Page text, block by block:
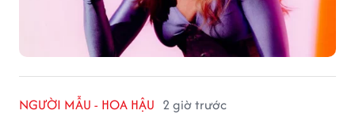
NGƯỜI MẪU - HOA HẬU 2 giờ trước